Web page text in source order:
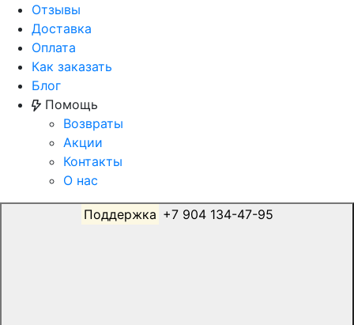
Отзывы
Доставка
Оплата
Как заказать
Блог
Помощь
Возвраты
Акции
Контакты
О нас
Поддержка